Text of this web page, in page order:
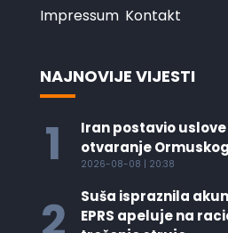
Impressum Kontakt
NAJNOVIJE VIJESTI
1
Iran postavio uslove
otvaranje
2026-08-08 | 20:38
Suša ispraznila
EPRS apeluje na